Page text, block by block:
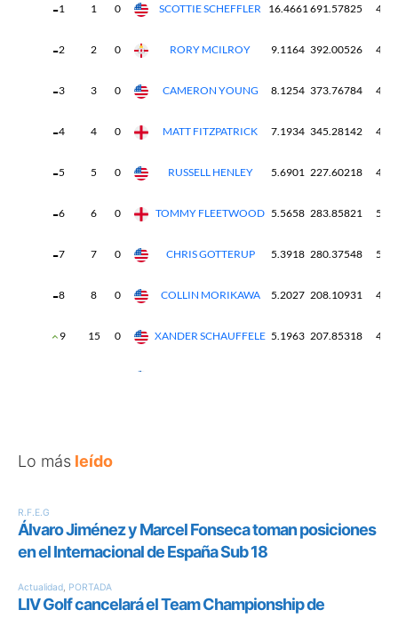
Lo más leído